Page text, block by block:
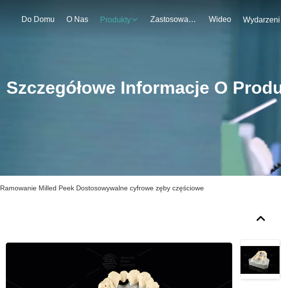
Do Domu O Nas Produkty Zastosowanie Wideo
Szczegółowe Informacje O
Ramowanie Milled Peek Dostosowywalne cyfrowe zęby częściowe